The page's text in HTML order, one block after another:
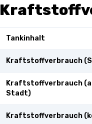
Tankinhalt
Kraftstoffverbrauch
Kraftstoffverbrauch
Stadt)
Kraftstoffverbrauch